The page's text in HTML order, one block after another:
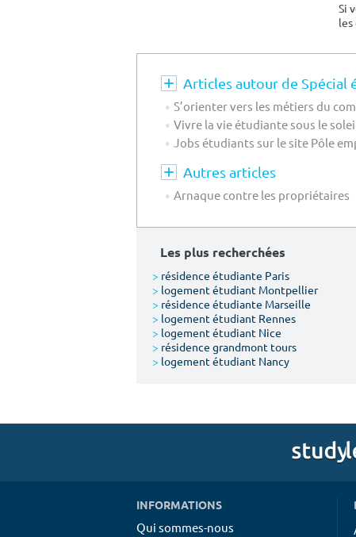
Si
Articles autour de Spécial
S’orienter vers les métiers du
Vivre la vie étudiante sous le
Jobs étudiants sur le site Pôle
Autres articles
Arnaque contre les propriétaires
Les plus recherchées
> résidence étudiante Paris
> logement étudiant Montpellier
> résidence étudiante Marseille
> logement étudiant Rennes
> logement étudiant Nice
> résidence grandmont tours
> logement étudiant Nancy
INFORMATIONS
Qui sommes-nous